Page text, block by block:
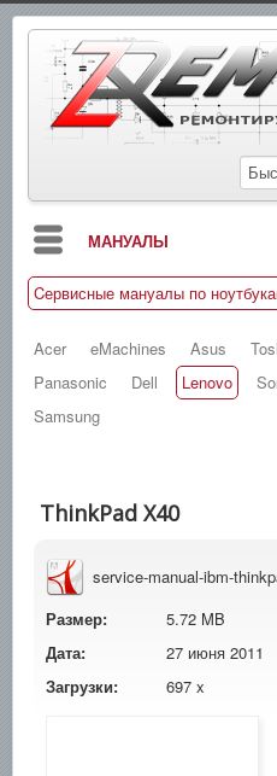
МАНУАЛЫ
БЛОГ
СХЕМЫ
СПРАВОЧНИКИ
ПОИСК
Cервисные мануалы по
Acer eMachines Asus
Panasonic
Dell Lenovo
Samsung
ThinkPad X40
service-manual-ibm-
Размер:
5.72 MB
Дата:
27 июня 2011
Загрузки:
697 x